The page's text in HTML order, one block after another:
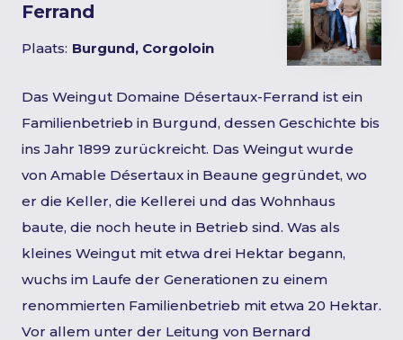
Ferrand
Plaats: Burgund, Corgoloin
Das Weingut Domaine Désertaux-Ferrand ist ein
Familienbetrieb in Burgund, dessen Geschichte bis
ins Jahr 1899 zurückreicht. Das Weingut wurde
von Amable Désertaux in Beaune gegründet, wo
er die Keller, die Kellerei und das Wohnhaus
baute, die noch heute in Betrieb sind. Was als
kleines Weingut mit etwa drei Hektar begann,
wuchs im Laufe der Generationen zu einem
renommierten Familienbetrieb mit etwa 20 Hektar.
Vor allem unter der Leitung von Bernard